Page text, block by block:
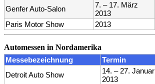
Genfer Auto-Salon
7. – 17. März
2013
Paris Motor Show
2013
Automessen in Nordamerika
Messebezeichnung
Termin
Detroit Auto Show
14. – 27. Januar
2013